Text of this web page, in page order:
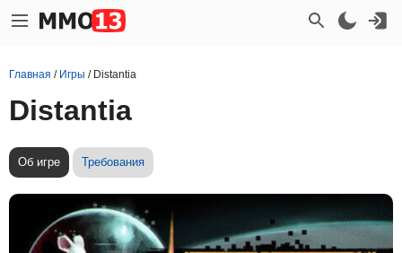
Главная / Игры / Distantia
Distantia
Об игре Требования